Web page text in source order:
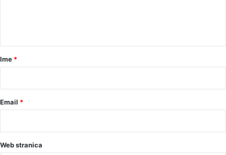
rIme *
Email *
Web stranica